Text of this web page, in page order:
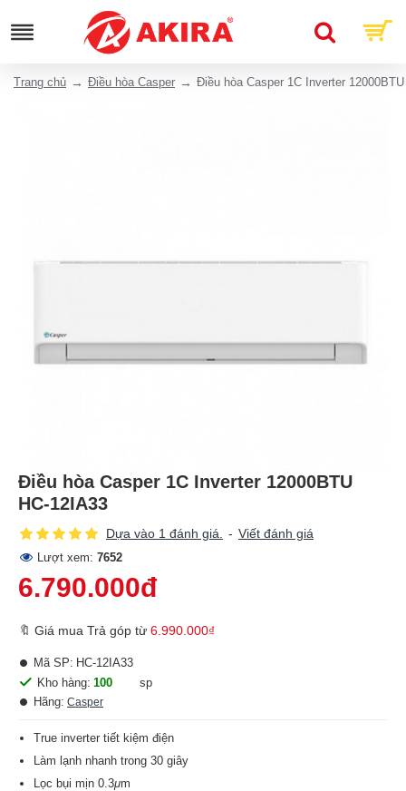
Trang chủ Điều hòa Casper Điều hòa Casper 1C Inverter
Điều hòa Casper 1C Inverter 12000BTU
HC-12IA33
Dựa vào 1 đánh giá. - Viết đánh giá
Lượt xem: 7652
6.790.000đ
🔖 Giá mua Trả góp từ 6.990.000₫
Kho hàng: 100
sp
Hãng: Casper
Mã SP: HC-12IA33
True inverter tiết kiệm điện
Làm lạnh nhanh trong 30 giây
Lọc bụi mịn 0.3μm